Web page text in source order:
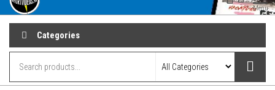
ondernemers
Menu
Categories